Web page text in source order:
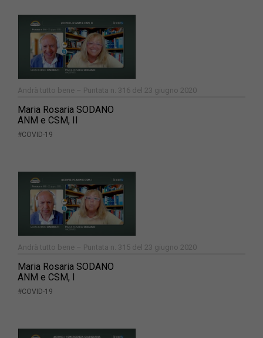
Andrà tutto bene – Puntata n. 316 del 23 giugno 2020
Maria Rosaria SODANO
ANM e CSM, II
#COVID-19
Andrà tutto bene – Puntata n. 315 del 23 giugno 2020
Maria Rosaria SODANO
ANM e CSM, I
#COVID-19